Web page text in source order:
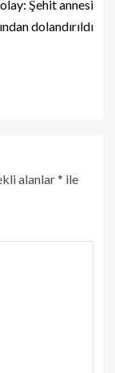
Şehit annesi
dolandırıldı
alanlar* ile